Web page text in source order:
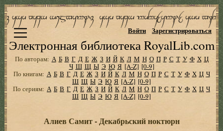
Электронная библиотека RoyalLib.com
Войти Зарегистрироваться
По авторам: А Б В Г Д Е Ж З И Й К Л М Н О П Р С Т У Ф Х Ц
Ч Ш Щ Ы Э Ю Я [A-Z] [0-9]
По книгам: А Б В Г Д Е Ж З И Й К Л М Н О П Р С Т У Ф Х Ц Ч
Ш Щ Ы Э Ю Я [A-Z] [0-9]
По сериям: А Б В Г Д Е Ж З И Й К Л М Н О П Р С Т У Ф Х Ц Ч
Ш Щ Ы Э Ю Я [A-Z] [0-9]
Алиев Самит - Декабрьский ноктюрн